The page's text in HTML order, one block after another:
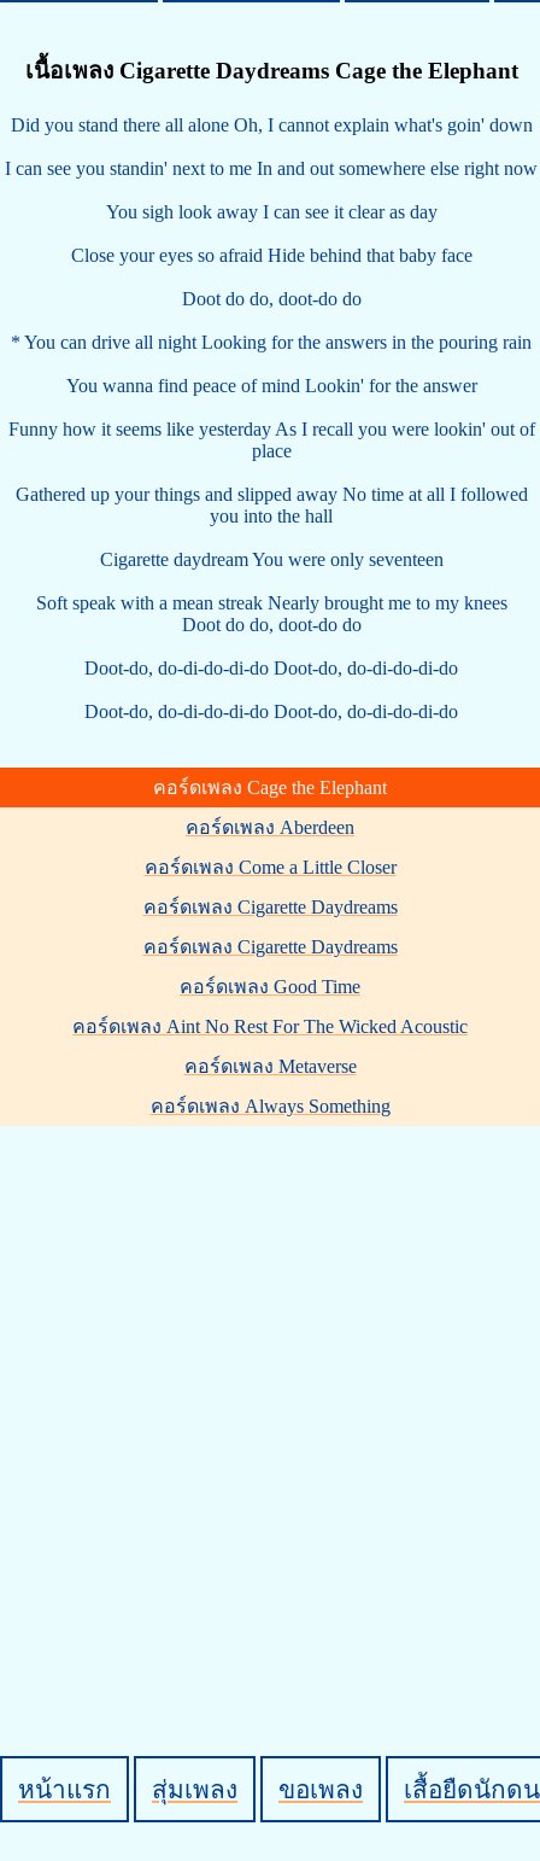
เนื้อเพลง Cigarette Daydreams Cage the Elephant
Did you stand there all alone Oh, I cannot explain what's goin' down
I can see you standin' next to me In and out somewhere else right now
You sigh look away I can see it clear as day
Close your eyes so afraid Hide behind that baby face
Doot do do, doot-do do
* You can drive all night Looking for the answers in the pouring rain
You wanna find peace of mind Lookin' for the answer
Funny how it seems like yesterday As I recall you were lookin' out of
place
Gathered up your things and slipped away No time at all I followed
you into the hall
Cigarette daydream You were only seventeen
Soft speak with a mean streak Nearly brought me to my knees
Doot do do, doot-do do
Doot-do, do-di-do-di-do Doot-do, do-di-do-di-do
Doot-do, do-di-do-di-do Doot-do, do-di-do-di-do
คอร์ดเพลง Cage the Elephant
คอร์ดเพลง Aberdeen
คอร์ดเพลง Come a Little Closer
คอร์ดเพลง Cigarette Daydreams
คอร์ดเพลง Cigarette Daydreams
คอร์ดเพลง Good Time
คอร์ดเพลง Aint No Rest For The Wicked Acoustic
คอร์ดเพลง Metaverse
คอร์ดเพลง Always Something
หน้าแรก สุ่มเพลง ขอเพลง เสื้อยืดนักด